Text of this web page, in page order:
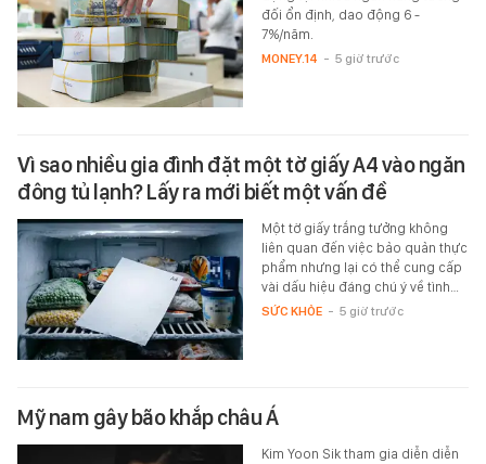
đối ổn định, dao động 6 -
7%/năm.
MONEY.14 - 5 giờ trước
Vì sao nhiều gia đình đặt một tờ giấy A4 vào ngăn
đông tủ lạnh? Lấy ra mới biết một vấn đề
Một tờ giấy trắng tưởng không
liên quan đến việc bảo quản thực
phẩm nhưng lại có thể cung cấp
vài dấu hiệu đáng chú ý về tình…
SỨC KHỎE - 5 giờ trước
Mỹ nam gây bão khắp châu Á
Kim Yoon Sik tham gia diễn diễn